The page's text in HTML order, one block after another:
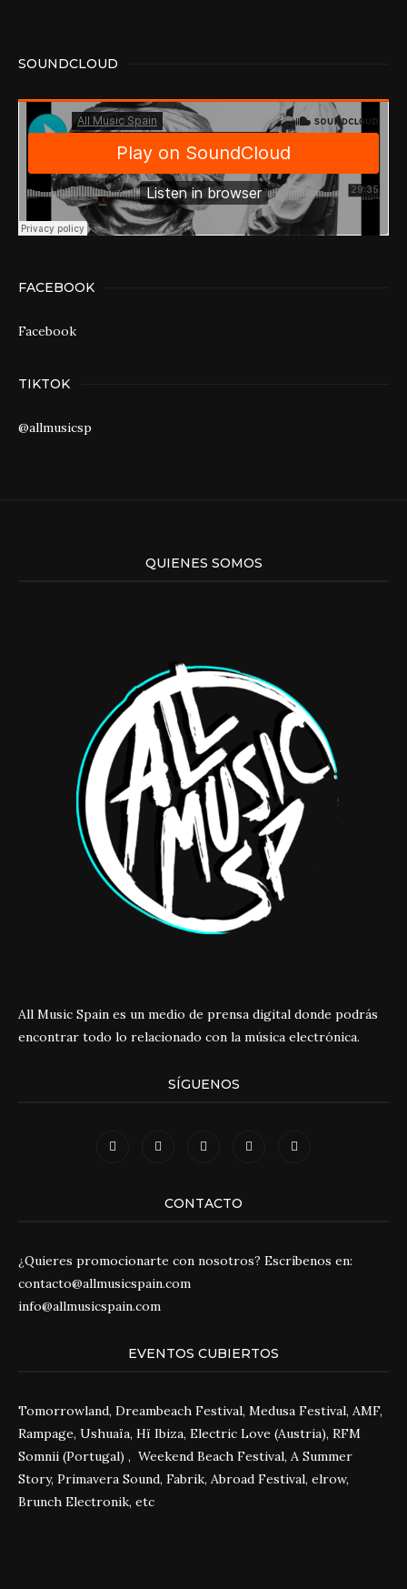
SOUNDCLOUD
FACEBOOK
Facebook
TIKTOK
@allmusicsp
QUIENES SOMOS
All Music Spain es un medio de prensa digital donde podrás
encontrar todo lo relacionado con la música electrónica.
SÍGUENOS
CONTACTO
¿Quieres promocionarte con nosotros? Escríbenos en:
contacto@allmusicspain.com
info@allmusicspain.com
EVENTOS CUBIERTOS
Tomorrowland, Dreambeach Festival, Medusa Festival, AMF,
Rampage, Ushuaïa, Hï Ibiza, Electric Love (Austria), RFM
Somnii (Portugal) , Weekend Beach Festival, A Summer
Story, Primavera Sound, Fabrik, Abroad Festival, elrow,
Brunch Electronik, etc